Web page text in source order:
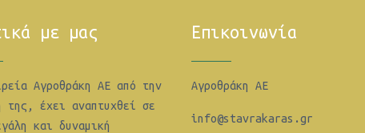
με μας
Αγροθράκη ΑΕ από την
της, έχει αναπτυχθεί σε
και δυναμική
Επικοινωνία
Αγροθράκη ΑE
info@stavrakaras.gr